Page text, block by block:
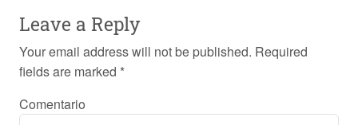
Leave a Reply
Your email address will not be published. Required
fields are marked *
Comentario